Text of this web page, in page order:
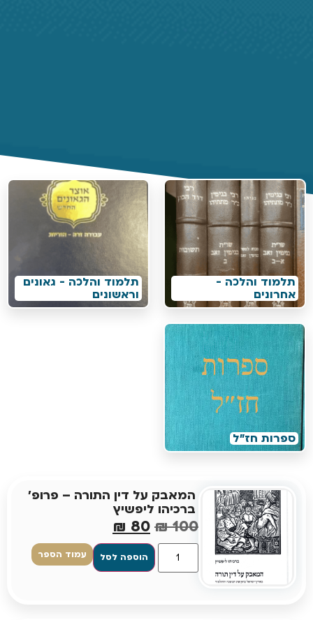
תלמוד והלכה -
אחרונים
תלמוד והלכה - גאונים
וראשונים
ספרות חז"ל
המאבק על דין התורה – פרופ'
ברכיהו ליפשיץ
₪100
₪ 80
הוספה לסל עמוד הספר